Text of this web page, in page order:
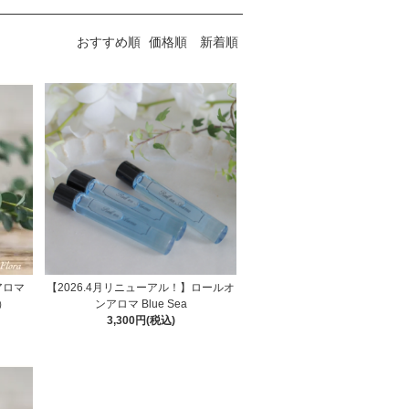
おすすめ順 価格順 新着順
マ
【2026.4月リニューアル！】ロールオ
ンアロマ Blue Sea
3,300円(税込)